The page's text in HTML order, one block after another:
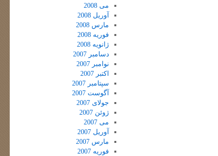
می 2008
آوریل 2008
مارس 2008
فوریه 2008
ژانویه 2008
دسامبر 2007
نوامبر 2007
اکتبر 2007
سپتامبر 2007
آگوست 2007
جولای 2007
ژوئن 2007
می 2007
آوریل 2007
مارس 2007
فوریه 2007